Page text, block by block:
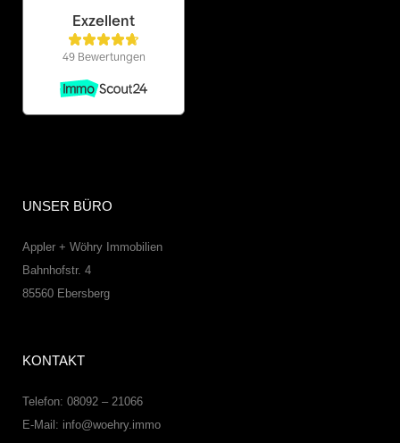
UNSER BÜRO
Appler + Wöhry Immobilien
Bahnhofstr. 4
85560 Ebersberg
KONTAKT
Telefon: 08092 – 21066
E-Mail: info@woehry.immo